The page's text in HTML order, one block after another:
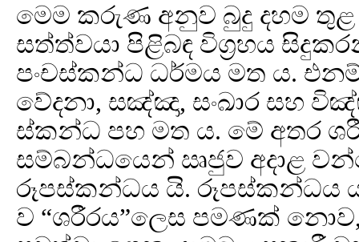
මෙම කරුණ අනුව බුදු දහම තුළ
සත්ත්වයා පිළිබඳ විග්‍රහය
පංචස්කන්ධ ධර්මය මත ය.
වේදනා, සඤ්ඤා, සංඛාර සහ
ස්කන්ධ පහ මත ය. මේ අතර
සම්බන්ධයෙන් ඍජුව අදාළ
රූපස්කන්ධය යි. රූපස්කන්ධය
ව “ශරීරය”ලෙස පමණක්